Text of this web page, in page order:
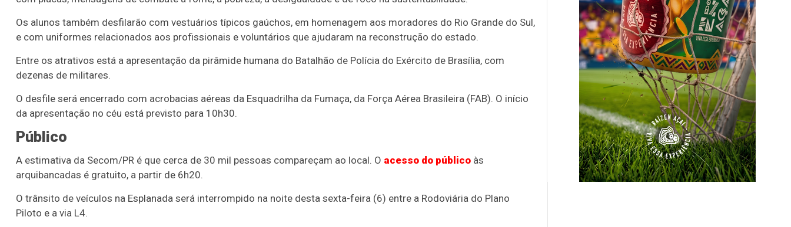
Os alunos também desfilarão com vestuários típicos gaúchos, em homenagem aos moradores do Rio Grande do Sul,
e com uniformes relacionados aos profissionais e voluntários que ajudaram na reconstrução do estado.
Entre os atrativos está a apresentação da pirâmide humana do Batalhão de Polícia do Exército de Brasília, com
dezenas de militares.
O desfile será encerrado com acrobacias aéreas da Esquadrilha da Fumaça, da Força Aérea Brasileira (FAB). O início
da apresentação no céu está previsto para 10h30.
Público
A estimativa da Secom/PR é que cerca de 30 mil pessoas compareçam ao local. O acesso do público às
arquibancadas é gratuito, a partir de 6h20.
O trânsito de veículos na Esplanada será interrompido na noite desta sexta-feira (6) entre a Rodoviária do Plano
Piloto e a via L4.